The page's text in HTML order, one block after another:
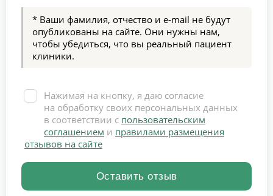
* Ваши фамилия, отчество и e-mail не будут
опубликованы на сайте. Они нужны нам,
чтобы убедиться, что вы реальный пациент
клиники.
Нажимая на кнопку, я даю согласие
на обработку своих персональных данных
в соответствии с пользовательским
соглашением и правилами размещения
отзывов на сайте